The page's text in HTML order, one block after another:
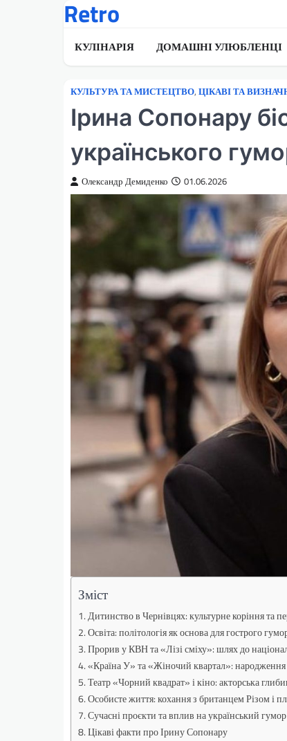
Retro
КУЛІНАРІЯ ДОМАШНІ УЛЮБЛЕНЦІ
КУЛЬТУРА ТА МИСТЕЦТВО, ЦІКАВІ ТА
Ірина Сопонару
українського
Олександр Демиденко 01.06.2026
Зміст
Дитинство в Чернівцях: культурне коріння та
Освіта: політологія як основа для гострого
Прорив у КВН та «Лізі сміху»: шлях до
«Країна У» та «Жіночий квартал»: народження
Театр «Чорний квадрат» і кіно: акторська
Особисте життя: кохання з британцем Різом і
Сучасні проєкти та вплив на український гумор
Цікаві факти про Ірину Сопонару